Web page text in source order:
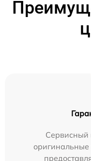
Сервисный
оригинальные